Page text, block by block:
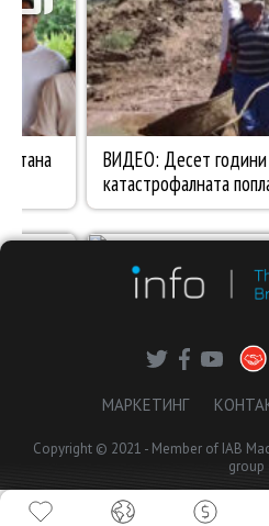
МАРКЕТИНГ
Copyright © 2021 - Member of IAB
group